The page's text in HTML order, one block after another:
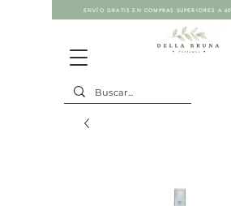
ENVÍO GRATIS EN COMPRAS SUPERIORES A